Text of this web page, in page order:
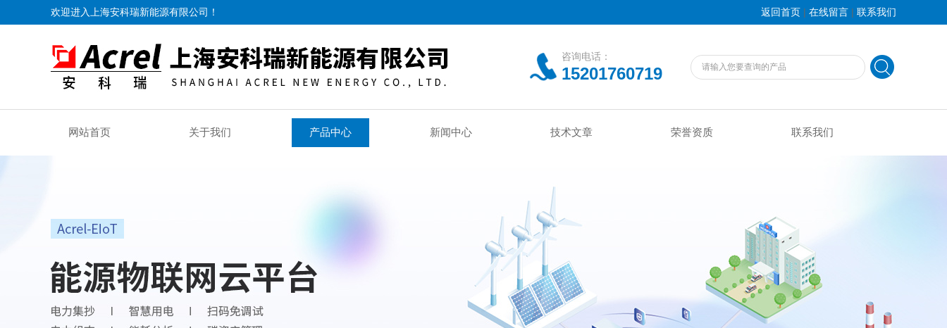
欢迎进入上海安科瑞新能源有限公司！ 返回首页 | 在线留言 | 联系我们
咨询电话：
15201760719
网站首页 关于我们 产品中心 新闻中心 技术文章 荣誉资质 联系我们